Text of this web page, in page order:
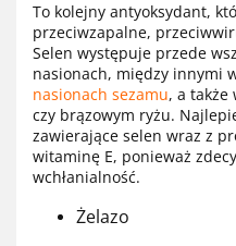
To kolejny antyoksydant,
przeciwzapalne,
Selen występuje przede
nasionach, między innymi
nasionach sezamu, a także
czy brązowym ryżu.
zawierające selen wraz z
witaminę E, ponieważ
wchłanialność.
Żelazo